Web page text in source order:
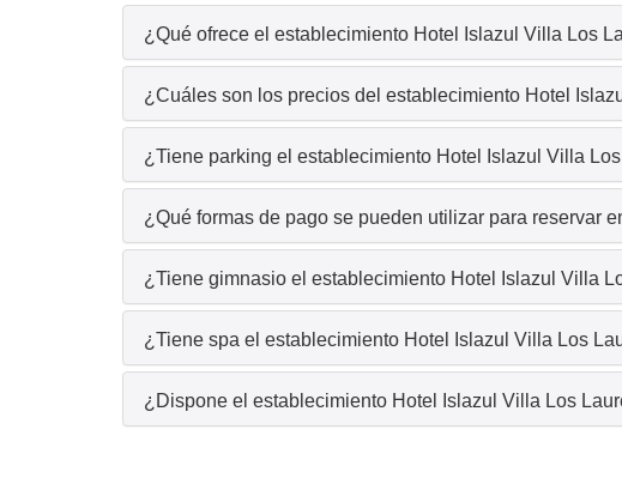
¿Qué ofrece el establecimiento Hotel Islazul Villa Los
¿Cuáles son los precios del establecimiento Hotel
¿Tiene parking el establecimiento Hotel Islazul Villa
¿Qué formas de pago se pueden utilizar para reservar
¿Tiene gimnasio el establecimiento Hotel Islazul Villa
¿Tiene spa el establecimiento Hotel Islazul Villa Los
¿Dispone el establecimiento Hotel Islazul Villa Los